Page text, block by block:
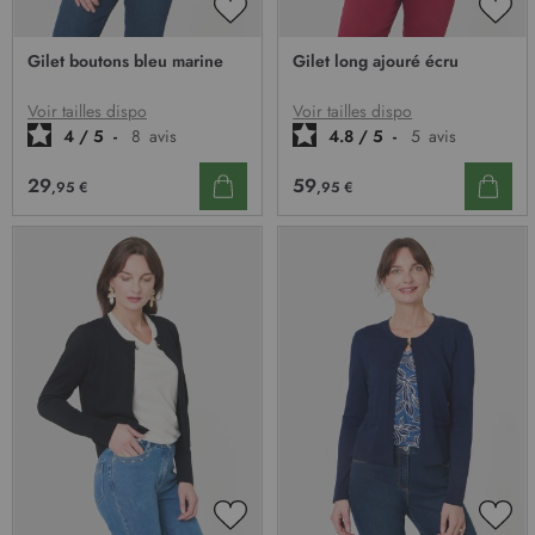
D’ENVIE
Gilet boutons bleu marine
Voir tailles dispo
4 / 5 - 8 avis
29,95 €
Gilet long ajouré écru
Voir tailles dispo
4.8 / 5 - 5 avis
59,95 €